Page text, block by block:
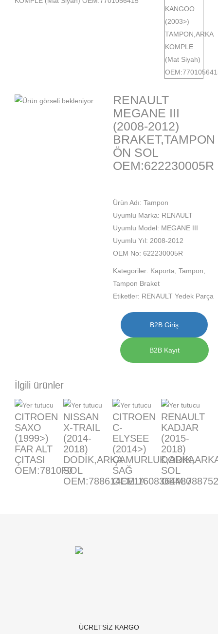
RENAULT
MEGANE III
(2008-2012)
BRAKET,TAMPON
ÖN SOL
OEM:622230005R
Ürün Adı: Tampon
Uyumlu Marka: RENAULT
Uyumlu Model: MEGANE III
Uyumlu Yıl: 2008-2012
OEM No: 622230005R
Kategoriler: Kaporta, Tampon,
Tampon Braket
Etiketler: RENAULT Yedek Parça
B2B Giriş
B2B Kayıt
İlgili ürünler
CITROEN
SAXO
(1999>)
FAR ALT
ÇITASI
OEM:7810F0
NISSAN
X-TRAIL
(2014-
2018)
DODİK,ARKA
SOL
OEM:788614CE1A
CITROEN
C-
ELYSEE
(2014>)
ÇAMURLUK,ARKA
SAĞ
OEM:1608364480
RENAULT
KADJAR
(2015-
2018)
SOL
ÜCRETSİZ KARGO